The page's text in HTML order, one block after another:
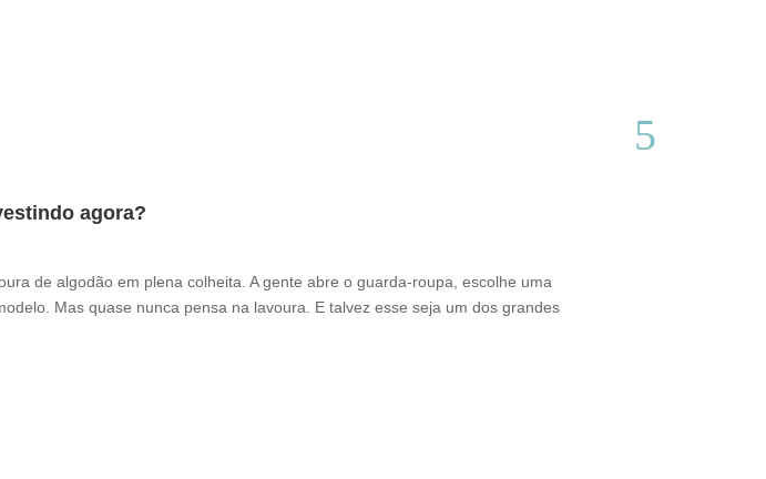
agora?
de algodão em plena colheita. A gente abre o guarda-roupa, escolhe uma
Mas quase nunca pensa na lavoura. E talvez esse seja um dos grandes